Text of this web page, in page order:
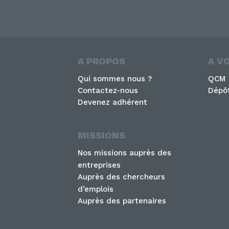
A PROPOS
Qui sommes nous ?
Contactez-nous
Devenez adhérent
A
QCM
MISSIONS
Nos missions auprès des
entreprises
Auprès des chercheurs
d’emplois
Auprès des partenaires